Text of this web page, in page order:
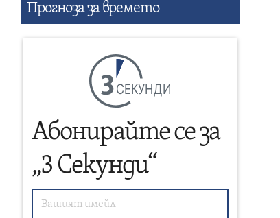
Прогнозa за времето
СЕКУНДИ
Абонирайте се за
„3 Секунди“